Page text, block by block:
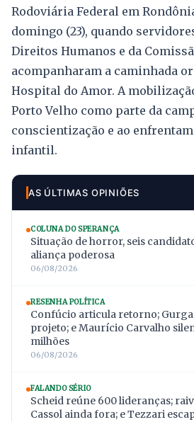
Rodoviária Federal em
domingo (23), quando
Direitos Humanos e da
acompanharam a caminhada
Hospital do Amor. A
Porto Velho como parte da
conscientização e ao
infantil.
AS ÚLTIMAS OPINIÕES
COLUNA DO SPERANÇA
Situação de horror, seis
aliança poderosa
06/08/2026
RESENHA POLÍTICA
Confúcio articula retorno;
projeto; e Maurício Carvalho
milhões
06/08/2026
FALANDO SÉRIO
Scheid reúne 600 lideranças;
Cassol ainda fora; e Tezzari